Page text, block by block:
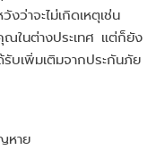
ว่าจะไม่เกิดเหตุเช่น
ในต่างประเทศ แต่ก็ยัง
บเพิ่มเติมจากประกันภัย
หาย